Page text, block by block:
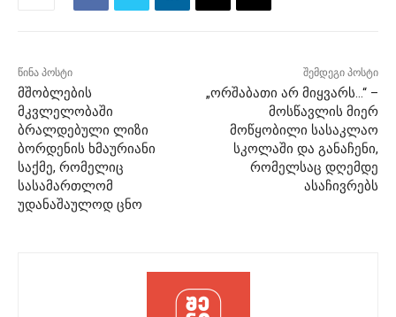
წინა პოსტი
მშობლების
მკვლელობაში
ბრალდებული ლიზი
ბორდენის ხმაურიანი
საქმე, რომელიც
სასამართლომ
უდანაშაულოდ ცნო
შემდეგი პოსტი
„ორშაბათი არ მიყვარს…“ –
მოსწავლის მიერ
მოწყობილი სასაკლაო
სკოლაში და განაჩენი,
რომელსაც დღემდე
ასაჩივრებს